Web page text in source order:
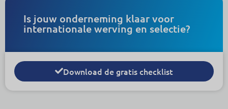
Is jouw onderneming klaar voor
internationale werving en selectie?
Download de gratis checklist